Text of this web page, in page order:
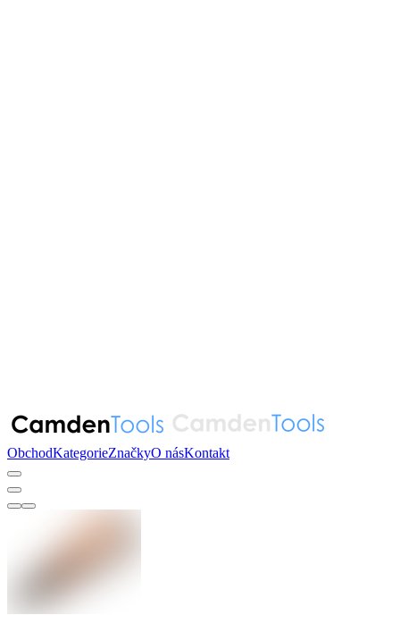
ObchodKategorieZnačkyO násKontakt